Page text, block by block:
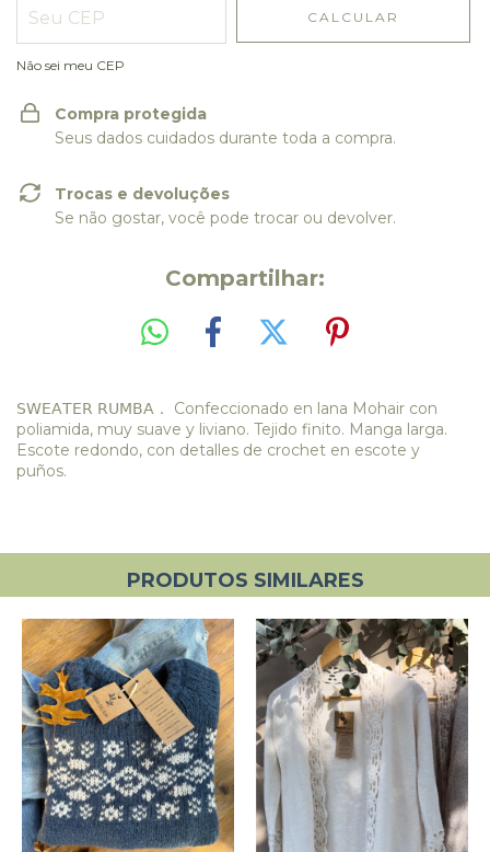
CALCULAR
Não sei meu CEP
Compra protegida
Seus dados cuidados durante toda a compra.
Trocas e devoluções
Se não gostar, você pode trocar ou devolver.
Compartilhar:
𝖲𝖶𝖤𝖠𝖳𝖤𝖱 𝖱𝖴𝖬𝖡𝖠． Confeccionado en lana Mohair con
poliamida, muy suave y liviano. Tejido finito. Manga larga.
Escote redondo, con detalles de crochet en escote y
puños.
PRODUTOS SIMILARES